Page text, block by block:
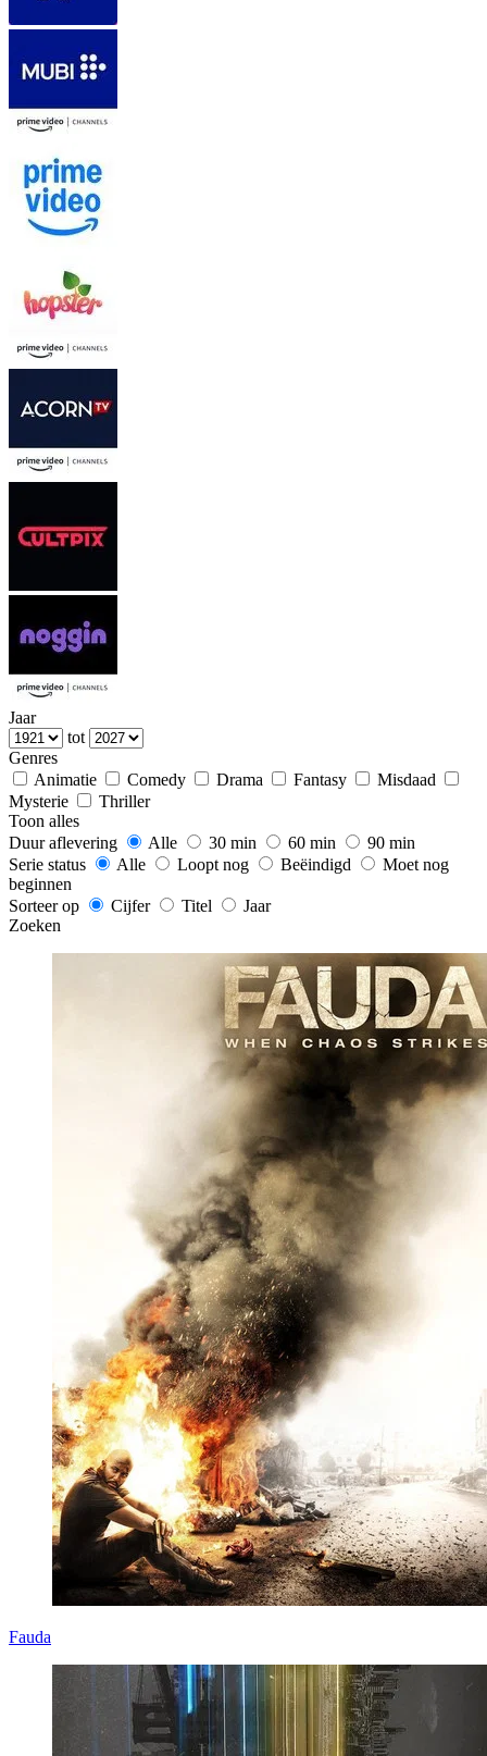
Jaar
tot
Genres
Animatie
Comedy Drama Fantasy
Misdaad
Mysterie
Thriller
Toon alles
Duur aflevering
Alle 30 min 60 min
90 min
Serie status
Alle Loopt nog Beëindigd
Moet nog
beginnen
Sorteer op
Cijfer Titel
Jaar
Zoeken
Fauda